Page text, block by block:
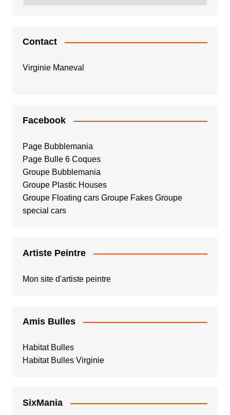
Contact
Virginie Maneval
Facebook
Page Bubblemania
Page Bulle 6 Coques
Groupe Bubblemania
Groupe Plastic Houses
Groupe Floating cars Groupe Fakes Groupe
special cars
Artiste Peintre
Mon site d'artiste peintre
Amis Bulles
Habitat Bulles
Habitat Bulles Virginie
SixMania